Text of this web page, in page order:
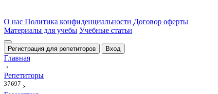
О нас Политика конфиденциальности Договор оферты
Материалы для учебы Учебные статьи
Регистрация для репетиторов Вход
Главная
›
Репетиторы
37697 ›